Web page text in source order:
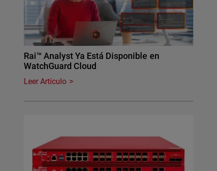
Rai™ Analyst Ya Está Disponible en
WatchGuard Cloud
Leer Artículo